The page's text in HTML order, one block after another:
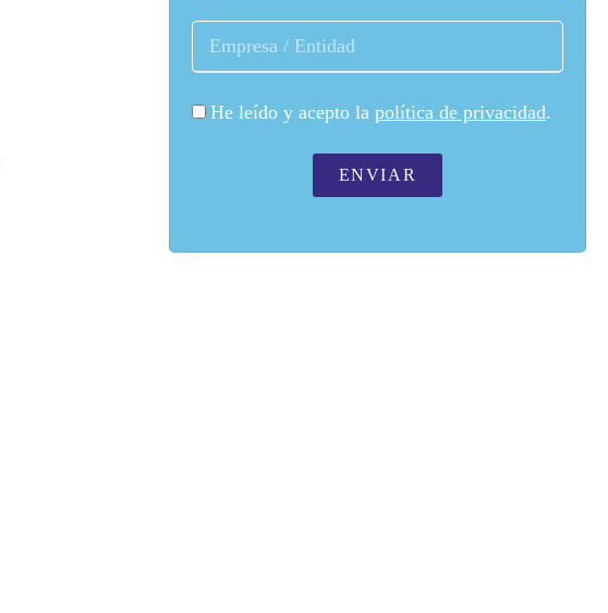
He leído y acepto la política de privacidad.
ENVIAR